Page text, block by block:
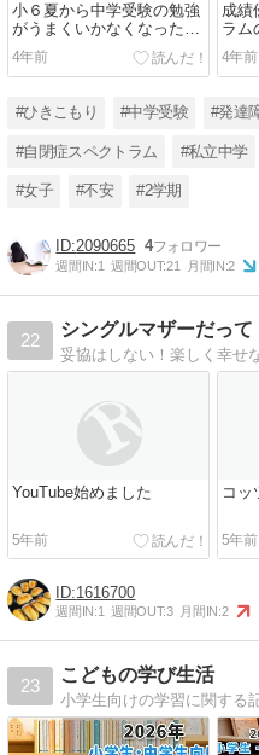
小６夏から中学受験の勉強
がうまくいかなくなったワ
ケ
4年前
成績
ラム
4年前
#ひきこもり #中学受験 #発達
#自閉症スペクトラム #私立中学
#女子 #不安 #2学期
2090665 4
週間IN:1 週間OUT:21 月間IN:2
22
シングルマザーだって
妥協はしない！楽しく幸せ
YouTube始めました
5年前
コッ
5年前
1616700
週間IN:1 週間OUT:3 月間IN:2
23
こどもの学び生活